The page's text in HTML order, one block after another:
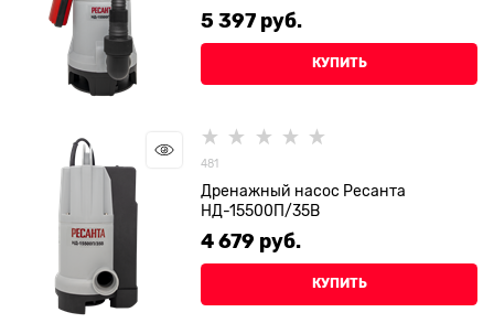
5 397 руб.
КУПИТЬ
481
Дренажный насос Ресанта
НД-15500П/35B
4 679 руб.
КУПИТЬ